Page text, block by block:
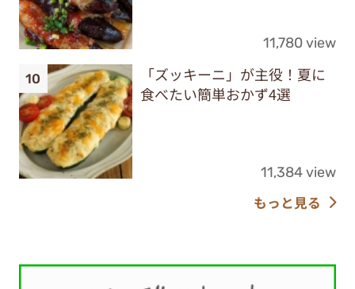
11,780 view
「ズッキーニ」が主役！夏に
食べたい簡単おかず4選
11,384 view
もっと見る